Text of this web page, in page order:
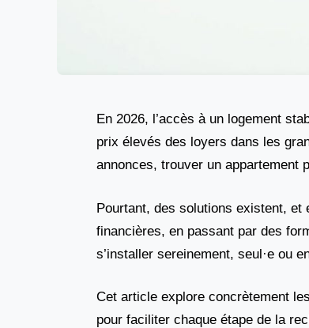
En 2026, l’accès à un logement
prix élevés des loyers dans les
annonces, trouver un appartement
Pourtant, des solutions existent,
financières, en passant par des
s’installer sereinement, seul·e ou
Cet article explore concrètement
pour faciliter chaque étape de la